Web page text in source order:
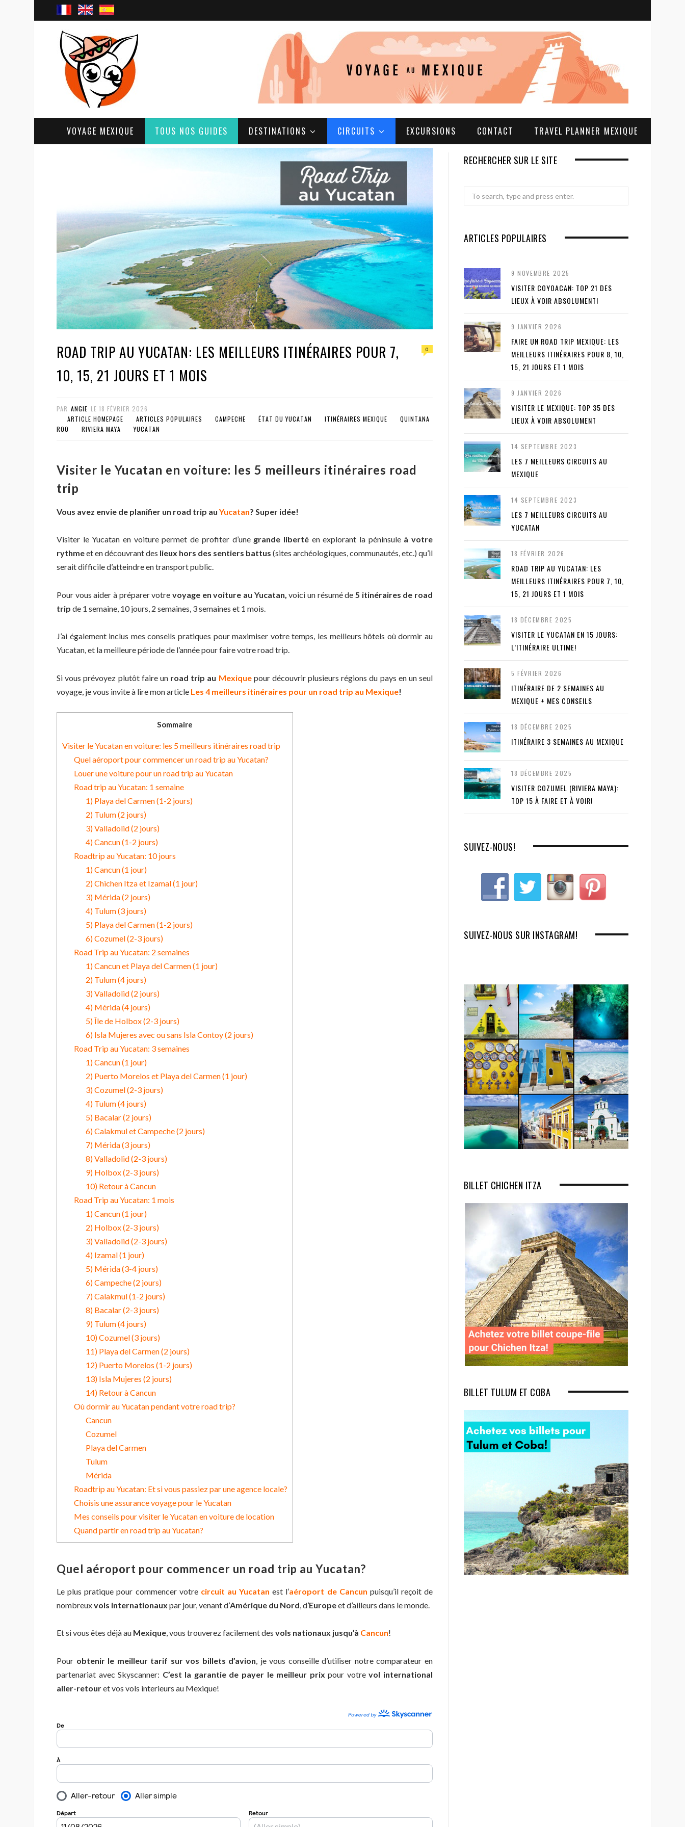
r
VOYAGE MEXIQUE TOUS NOS GUIDES DESTINATIONS CIRCUITS EXCURSIONS CONTACT TRAVEL PLANNER MEXIQUE
ROAD TRIP AU YUCATAN: LES MEILLEURS ITINÉRAIRES POUR 7,
10, 15, 21 JOURS ET 1 MOIS
0
PAR ANGIE LE 18 FÉVRIER 2026
ARTICLE HOMEPAGE
ARTICLES POPULAIRES CAMPECHE ÉTAT DU YUCATAN ITINÉRAIRES MEXIQUE
QUINTANA
ROO
RIVIERA MAYA YUCATAN
Visiter le Yucatan en voiture: les 5 meilleurs itinéraires road
trip
Vous avez envie de planifier un road trip au Yucatan? Super idée!
Visiter le Yucatan en voiture permet de profiter d’une grande libertéen explorant la péninsule à votre
rythmeet en découvrant des lieux hors des sentiers battus (sites archéologiques, communautés, etc.) qu’il
serait difficile d’atteindre en transport public.
Pour vous aider à préparer votre voyage en voiture au Yucatan, voici un résumé de 5 itinéraires de road
trip de 1 semaine, 10 jours, 2 semaines, 3 semaines et 1 mois.
J’ai également inclus mes conseils pratiques pour maximiser votre temps, les meilleurs hôtels où dormir au
Yucatan, et la meilleure période de l’année pour faire votre road trip.
Si vous prévoyez plutôt faire un road trip au Mexiquepour découvrir plusieurs régions du pays en un seul
voyage, je vous invite à lire mon article Les 4 meilleurs itinéraires pour un road trip au Mexique!
Sommaire
Visiter le Yucatan en voiture: les 5 meilleurs itinéraires road trip
Quel aéroport pour commencer un road trip au Yucatan?
Louer une voiture pour un road trip au Yucatan
Road trip au Yucatan: 1 semaine
1) Playa del Carmen (1-2 jours)
2) Tulum (2 jours)
3) Valladolid (2 jours)
4) Cancun (1-2 jours)
Roadtrip au Yucatan: 10 jours
1) Cancun (1 jour)
2) Chichen Itza et Izamal (1 jour)
3) Mérida (2 jours)
4) Tulum (3 jours)
5) Playa del Carmen (1-2 jours)
6) Cozumel (2-3 jours)
Road Trip au Yucatan: 2 semaines
1) Cancun et Playa del Carmen (1 jour)
2) Tulum (4 jours)
3) Valladolid (2 jours)
4) Mérida (4 jours)
5) Île de Holbox (2-3 jours)
6) Isla Mujeres avec ou sans Isla Contoy (2 jours)
Road Trip au Yucatan: 3 semaines
1) Cancun (1 jour)
2) Puerto Morelos et Playa del Carmen (1 jour)
3) Cozumel (2-3 jours)
4) Tulum (4 jours)
5) Bacalar (2 jours)
6) Calakmul et Campeche (2 jours)
7) Mérida (3 jours)
8) Valladolid (2-3 jours)
9) Holbox (2-3 jours)
10) Retour à Cancun
Road Trip au Yucatan: 1 mois
1) Cancun (1 jour)
2) Holbox (2-3 jours)
3) Valladolid (2-3 jours)
4) Izamal (1 jour)
5) Mérida (3-4 jours)
6) Campeche (2 jours)
7) Calakmul (1-2 jours)
8) Bacalar (2-3 jours)
9) Tulum (4 jours)
10) Cozumel (3 jours)
11) Playa del Carmen (2 jours)
12) Puerto Morelos (1-2 jours)
13) Isla Mujeres (2 jours)
14) Retour à Cancun
Où dormir au Yucatan pendant votre road trip?
Cancun
Cozumel
Playa del Carmen
Tulum
Mérida
Roadtrip au Yucatan: Et si vous passiez par une agence locale?
Choisis une assurance voyage pour le Yucatan
Mes conseils pour visiter le Yucatan en voiture de location
Quand partir en road trip au Yucatan?
Quel aéroport pour commencer un road trip au Yucatan?
Le plus pratique pour commencer votre circuit au Yucatan est l’aéroport de Cancun puisqu’il reçoit de
nombreuxvols internationaux par jour, venant d’Amérique du Nord, d’Europeet d’ailleurs dans le monde.
Et si vous êtes déjà au Mexique, vous trouverez facilement des vols nationaux jusqu’à Cancun!
Pour obtenir le meilleur tarif sur vos billets d’avion , je vous conseille d’utiliser notre comparateur en
partenariat avec Skyscanner: C’est la garantie de payer le meilleur prix pour votrevol international
aller-retouret vos vols interieurs au Mexique!
RECHERCHER SUR LE SITE
Search
for:
ARTICLES POPULAIRES
9 NOVEMBRE 2025
VISITER COYOACAN: TOP 21 DES
LIEUX À VOIR ABSOLUMENT!
9 JANVIER 2026
FAIRE UN ROAD TRIP MEXIQUE: LES
MEILLEURS ITINÉRAIRES POUR 8, 10,
15, 21 JOURS ET 1 MOIS
9 JANVIER 2026
VISITER LE MEXIQUE: TOP 35 DES
LIEUX À VOIR ABSOLUMENT
14 SEPTEMBRE 2023
LES 7 MEILLEURS CIRCUITS AU
MEXIQUE
14 SEPTEMBRE 2023
LES 7 MEILLEURS CIRCUITS AU
YUCATAN
18 FÉVRIER 2026
ROAD TRIP AU YUCATAN: LES
MEILLEURS ITINÉRAIRES POUR 7, 10,
15, 21 JOURS ET 1 MOIS
18 DÉCEMBRE 2025
VISITER LE YUCATAN EN 15 JOURS:
L’ITINÉRAIRE ULTIME!
5 FÉVRIER 2026
ITINÉRAIRE DE 2 SEMAINES AU
MEXIQUE + MES CONSEILS
18 DÉCEMBRE 2025
ITINÉRAIRE 3 SEMAINES AU MEXIQUE
18 DÉCEMBRE 2025
VISITER COZUMEL (RIVIERA MAYA):
TOP 15 À FAIRE ET À VOIR!
SUIVEZ-NOUS!
SUIVEZ-NOUS SUR INSTAGRAM!
BILLET CHICHEN ITZA
BILLET TULUM ET COBA